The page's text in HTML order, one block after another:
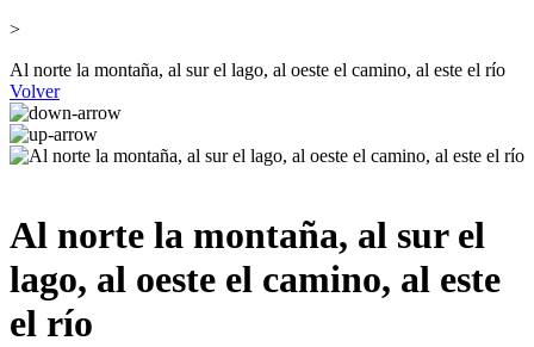
>
Al norte la montaña, al sur el lago, al oeste el camino, al este el río
Volver
Al norte la montaña, al sur el
lago, al oeste el camino, al este
el río